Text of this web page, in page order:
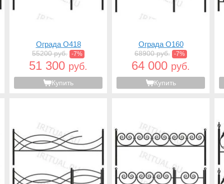
Ограда O418
55200 руб. -7%
51 300 руб.
Купить
Ограда O160
68900 руб. -7%
64 000 руб.
Купить